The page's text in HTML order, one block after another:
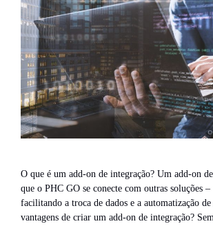
O que é um add-on de integração? Um add-on
que o PHC GO se conecte com outras soluções
facilitando a troca de dados e a automatização de
vantagens de criar um add-on de integração?